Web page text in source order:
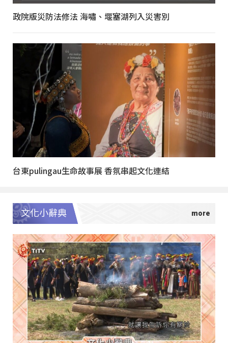
政院版災防法修法 海嘯、堰塞湖列入災害別
台東pulingau生命故事展 香氛串起文化連結
文化小辭典